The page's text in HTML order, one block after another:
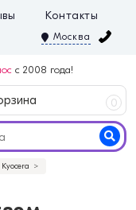
Контакты
Москва
с 2008 года!
0
Kyocera